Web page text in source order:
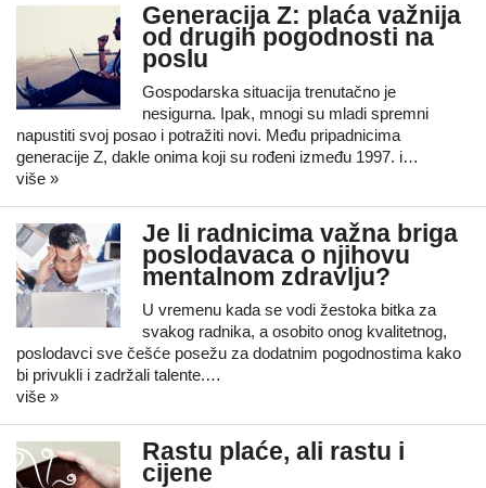
Generacija Z: plaća važnija
od drugih pogodnosti na
poslu
Gospodarska situacija trenutačno je
nesigurna. Ipak, mnogi su mladi spremni
napustiti svoj posao i potražiti novi. Među pripadnicima
generacije Z, dakle onima koji su rođeni između 1997. i…
više »
Je li radnicima važna briga
poslodavaca o njihovu
mentalnom zdravlju?
U vremenu kada se vodi žestoka bitka za
svakog radnika, a osobito onog kvalitetnog,
poslodavci sve češće posežu za dodatnim pogodnostima kako
bi privukli i zadržali talente.…
više »
Rastu plaće, ali rastu i
cijene